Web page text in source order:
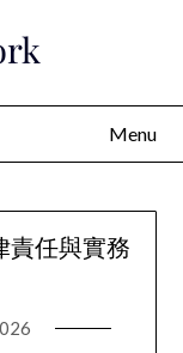
Menu
責任與實務